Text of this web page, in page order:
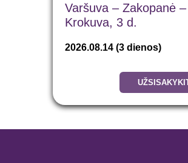
Varšuva – Zakopanė
Krokuva, 3 d.
2026.08.14 (3 dienos)